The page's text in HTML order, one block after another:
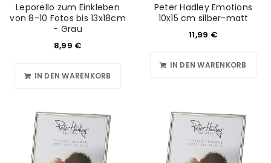
Leporello zum Einkleben
von 8-10 Fotos bis 13x18cm
- Grau
8,99 €
IN DEN WARENKORB
Peter Hadley Emotions
10x15 cm silber-matt
11,99 €
IN DEN WARENKORB